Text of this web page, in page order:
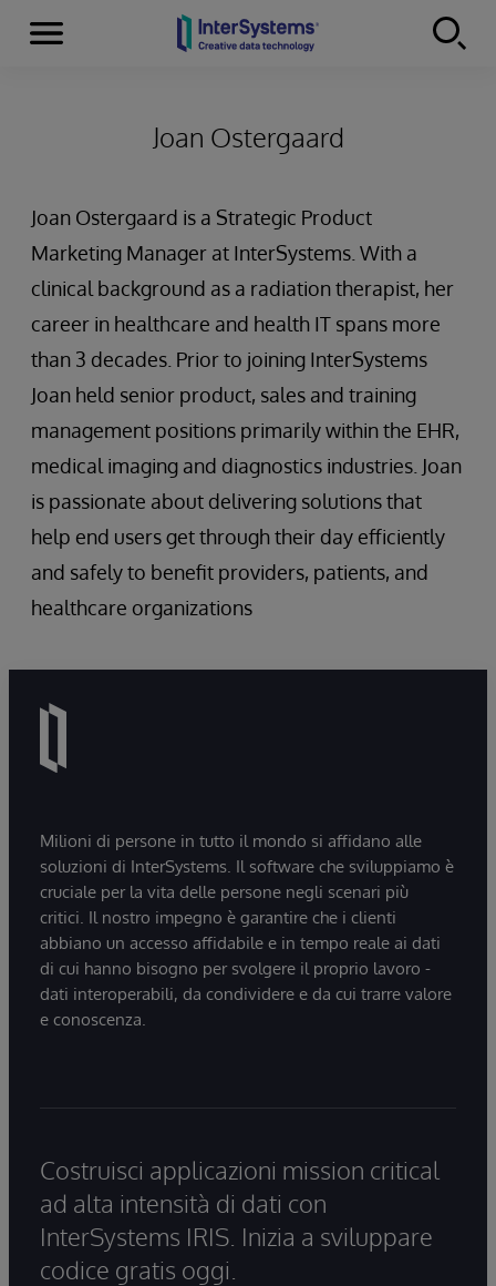
Skip to content
Menu
Joan Ostergaard
Joan Ostergaard is a Strategic Product
Marketing Manager at InterSystems. With a
clinical background as a radiation therapist, her
career in healthcare and health IT spans more
than 3 decades. Prior to joining InterSystems
Joan held senior product, sales and training
management positions primarily within the EHR,
medical imaging and diagnostics industries. Joan
is passionate about delivering solutions that
help end users get through their day efficiently
and safely to benefit providers, patients, and
healthcare organizations
Milioni di persone in tutto il mondo si affidano alle
soluzioni di InterSystems. Il software che sviluppiamo è
cruciale per la vita delle persone negli scenari più
critici. Il nostro impegno è garantire che i clienti
abbiano un accesso affidabile e in tempo reale ai dati
di cui hanno bisogno per svolgere il proprio lavoro -
dati interoperabili, da condividere e da cui trarre valore
e conoscenza.
Costruisci applicazioni mission critical
ad alta intensità di dati con
InterSystems IRIS. Inizia a sviluppare
codice gratis oggi.